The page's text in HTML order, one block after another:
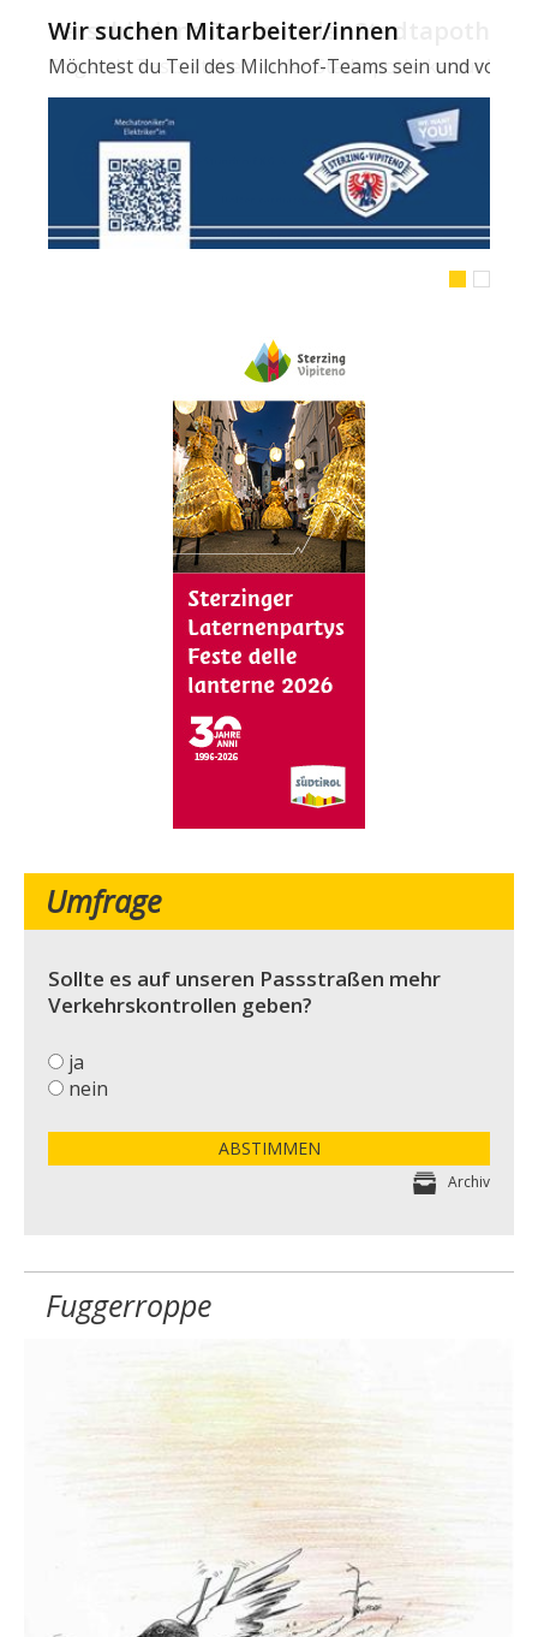
Wir suchen Mitarbeiter/innen
Möchtest du Teil des Milchhof-Teams sein und von
Umfrage
Sollte es auf unseren Passstraßen mehr
Verkehrskontrollen geben?
ja
nein
ABSTIMMEN
Archiv
Fuggerroppe